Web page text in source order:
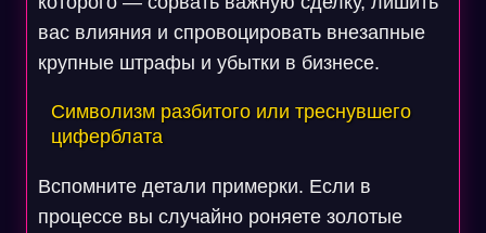
вас влияния и спровоцировать внезапные
крупные штрафы и убытки в бизнесе.
Символизм разбитого или треснувшего
циферблата
Вспомните детали примерки. Если в
процессе вы случайно роняете золотые